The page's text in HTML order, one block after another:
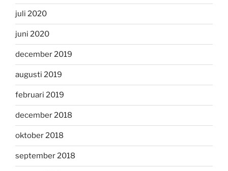
juli 2020
juni 2020
december 2019
augusti 2019
februari 2019
december 2018
oktober 2018
september 2018